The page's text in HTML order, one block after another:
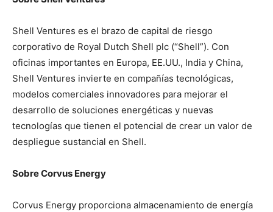
Shell Ventures es el brazo de capital de riesgo
corporativo de Royal Dutch Shell plc (“Shell”). Con
oficinas importantes en Europa, EE.UU., India y China,
Shell Ventures invierte en compañías tecnológicas,
modelos comerciales innovadores para mejorar el
desarrollo de soluciones energéticas y nuevas
tecnologías que tienen el potencial de crear un valor de
despliegue sustancial en Shell.
Sobre Corvus Energy
Corvus Energy proporciona almacenamiento de energía